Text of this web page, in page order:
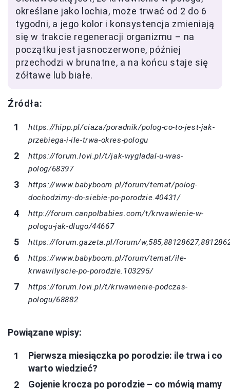
określane jako lochia, może trwać od 2 do 6
tygodni, a jego kolor i konsystencja zmieniają
się w trakcie regeneracji organizmu – na
początku jest jasnoczerwone, później
przechodzi w brunatne, a na końcu staje się
żółtawe lub białe.
Źródła:
https://hipp.pl/ciaza/poradnik/polog-co-to-jest-jak-
przebiega-i-ile-trwa-okres-pologu
https://forum.lovi.pl/t/jak-wygladal-u-was-
polog/68397
https://www.babyboom.pl/forum/temat/polog-
dochodzimy-do-siebie-po-porodzie.40431/
http://forum.canpolbabies.com/t/krwawienie-w-
pologu-jak-dlugo/44667
https://forum.gazeta.pl/forum/
https://www.babyboom.pl/forum/temat/ile-
krwawilyscie-po-porodzie.103295/
https://forum.lovi.pl/t/krwawienie-podczas-
pologu/68882
Powiązane wpisy:
Pierwsza miesiączka po porodzie: ile trwa i co
warto wiedzieć?
Gojenie krocza po porodzie – co mówią mamy